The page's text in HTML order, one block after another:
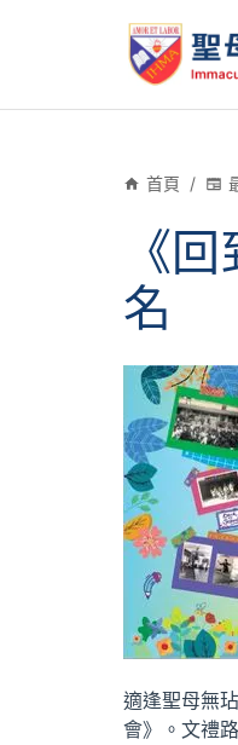
首頁 /
《
名
適逢聖母無
會》。文禮